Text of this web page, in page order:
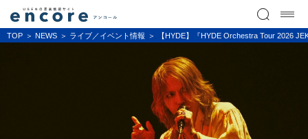
TOP NEWS ライブ／イベント情報 【HYDE】『HYDE Orchestra Tour 2026